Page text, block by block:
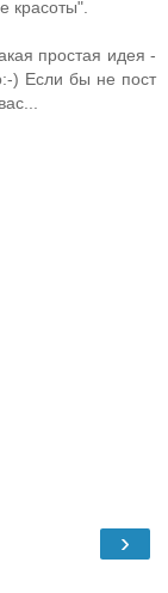
красоты".
простая идея -
) Если бы не пост
›